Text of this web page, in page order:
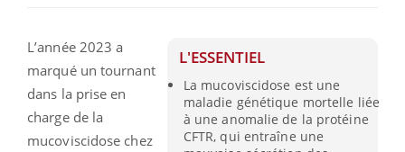
L'ESSENTIEL
La mucoviscidose est une
maladie génétique mortelle liée
à une anomalie de la protéine
CFTR, qui entraîne une
L’année 2023 a
marqué un tournant
dans la prise en
charge de la
mucoviscidose chez